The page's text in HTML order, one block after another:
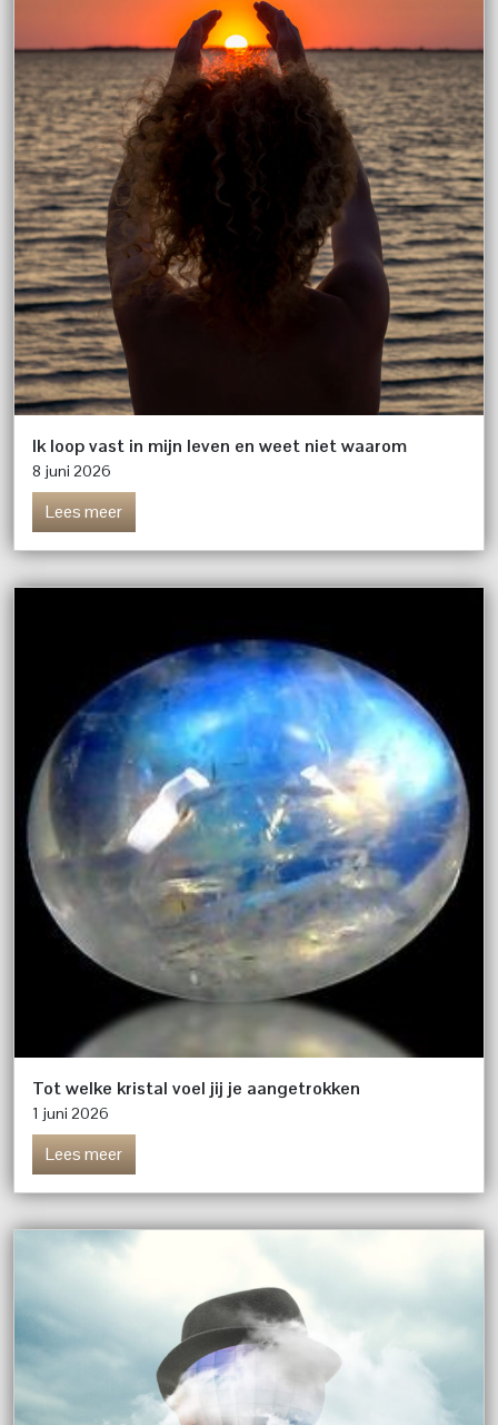
Ik loop vast in mijn leven en weet niet waarom
8 juni 2026
Lees meer
Tot welke kristal voel jij je aangetrokken
1 juni 2026
Lees meer